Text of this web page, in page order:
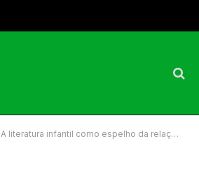
A literatura infantil como espelho da relação com a natureza